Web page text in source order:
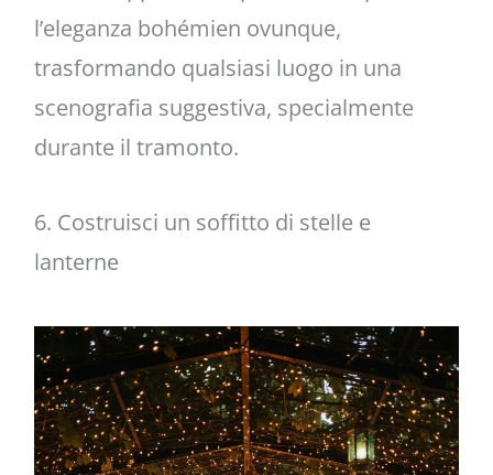
l’eleganza bohémien ovunque,
trasformando qualsiasi luogo in una
scenografia suggestiva, specialmente
durante il tramonto.
6. Costruisci un soffitto di stelle e
lanterne